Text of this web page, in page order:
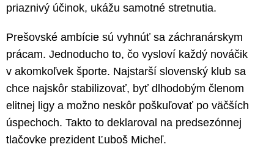
priaznivý účinok, ukážu samotné stretnutia.
Prešovské ambície sú vyhnúť sa záchranárskym
prácam. Jednoducho to, čo vysloví každý nováčik
v akomkoľvek športe. Najstarší slovenský klub sa
chce najskôr stabilizovať, byť dlhodobým členom
elitnej ligy a možno neskôr poškuľovať po väčších
úspechoch. Takto to deklaroval na predsezónnej
tlačovke prezident Ľuboš Micheľ.